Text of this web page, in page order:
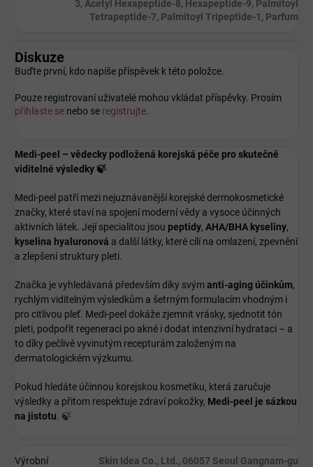
3, Acetyl Hexapeptide-8, Hexapeptide-9, Palmitoyl
Tetrapeptide-7, Palmitoyl Tripeptide-1, Parfum
Diskuze
Buďte první, kdo napíše příspěvek k této položce.
Pouze registrovaní uživatelé mohou vkládat příspěvky. Prosím
přihlaste se nebo se registrujte.
Medi-peel – vědecky podložená korejská péče pro skutečně
viditelné výsledky 🍃
Medi-peel patří mezi nejuznávanější korejské dermokosmetické
značky, které staví na spojení moderní vědy a vysoce účinných
aktivních látek. Její specialitou jsou peptidy, AHA/BHA kyseliny,
kyselina hyaluronová a další látky, které cílí na omlazení, zpevnění
a zlepšení struktury pleti.
Značka je vyhledávaná především díky svýmanti-aging účinkům,
rychlým viditelným výsledkům a šetrným formulacím vhodným i
pro citlivou pleť. Medi-peel dokáže zjemnit vrásky, sjednotit tón
pleti, podpořit regeneraci po akné i dodat intenzivní hydrataci – a
to díky pečlivě vyvinutým recepturám založeným na
dermatologickém výzkumu.
Pokud hledáte účinnou korejskou kosmetiku, která zaručuje
výsledky a přitom respektuje zdraví pokožky, Medi-peel je sázkou
na jistotu. 🍃
Výrobní
Skin Idea Co., Ltd., 06057 Seoul Gangnam-gu